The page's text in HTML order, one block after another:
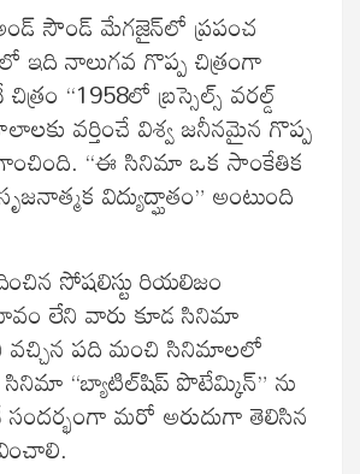
సౌండ్ మేగజైన్‍లో ప్రపంచ
ఇది నాలుగవ గొప్ప చిత్రంగా
“1958లో బ్రస్సెల్స్ వరల్డ్
వర్తించే విశ్వ జనీనమైన గొప్ప
గాంచింది. “ఈ సినిమా ఒక సాంకేతిక
విద్యుద్ఘాతం” అంటుంది
సోషలిస్టు రియలిజం
లేని వారు కూడ సినిమా
వచ్చిన పది మంచి సినిమాలలో
సినిమా “బ్యాటిల్‍షిప్‍ పొటేమ్కిన్‍” ను
మరో అరుదుగా తెలిసిన